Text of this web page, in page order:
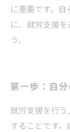
に重要です。
に、就労支援
う。
第一歩：自
就労支援を行
することです